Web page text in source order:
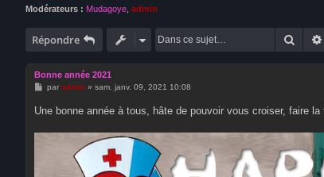
Modérateurs : Mudagoye admin
Répondre
Bonne année 2021
M
s
g
par admin» sam. janv. 09, 2021 10:08
Une bonne année à tous, hâte de pouvoir vous croiser, faire